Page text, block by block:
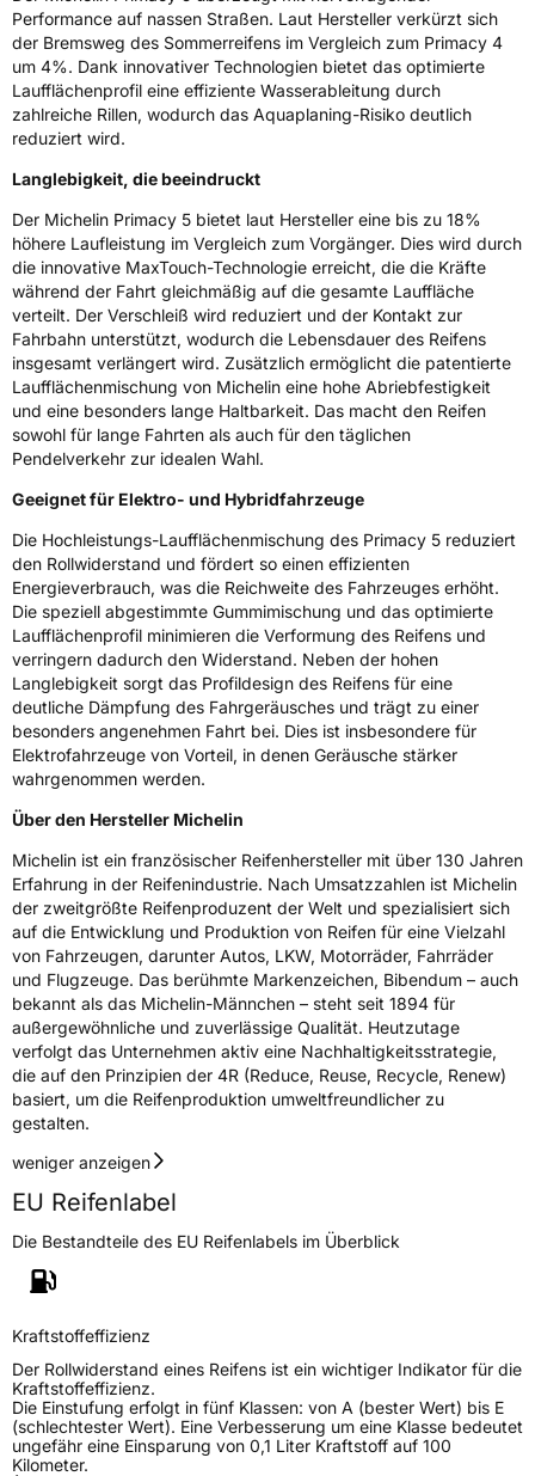
Performance auf nassen Straßen. Laut Hersteller verkürzt sich
der Bremsweg des Sommerreifens im Vergleich zum Primacy 4
um 4%. Dank innovativer Technologien bietet das optimierte
Laufflächenprofil eine effiziente Wasserableitung durch
zahlreiche Rillen, wodurch das Aquaplaning-Risiko deutlich
reduziert wird.
Langlebigkeit, die beeindruckt
Der Michelin Primacy 5 bietet laut Hersteller eine bis zu 18%
höhere Laufleistung im Vergleich zum Vorgänger. Dies wird durch
die innovative MaxTouch-Technologie erreicht, die die Kräfte
während der Fahrt gleichmäßig auf die gesamte Lauffläche
verteilt. Der Verschleiß wird reduziert und der Kontakt zur
Fahrbahn unterstützt, wodurch die Lebensdauer des Reifens
insgesamt verlängert wird. Zusätzlich ermöglicht die patentierte
Laufflächenmischung von Michelin eine hohe Abriebfestigkeit
und eine besonders lange Haltbarkeit. Das macht den Reifen
sowohl für lange Fahrten als auch für den täglichen
Pendelverkehr zur idealen Wahl.
Geeignet für Elektro- und Hybridfahrzeuge
Die Hochleistungs-Laufflächenmischung des Primacy 5 reduziert
den Rollwiderstand und fördert so einen effizienten
Energieverbrauch, was die Reichweite des Fahrzeuges erhöht.
Die speziell abgestimmte Gummimischung und das optimierte
Laufflächenprofil minimieren die Verformung des Reifens und
verringern dadurch den Widerstand. Neben der hohen
Langlebigkeit sorgt das Profildesign des Reifens für eine
deutliche Dämpfung des Fahrgeräusches und trägt zu einer
besonders angenehmen Fahrt bei. Dies ist insbesondere für
Elektrofahrzeuge von Vorteil, in denen Geräusche stärker
wahrgenommen werden.
Über den Hersteller Michelin
Michelin ist ein französischer Reifenhersteller mit über 130 Jahren
Erfahrung in der Reifenindustrie. Nach Umsatzzahlen ist Michelin
der zweitgrößte Reifenproduzent der Welt und spezialisiert sich
auf die Entwicklung und Produktion von Reifen für eine Vielzahl
von Fahrzeugen, darunter Autos, LKW, Motorräder, Fahrräder
und Flugzeuge. Das berühmte Markenzeichen, Bibendum – auch
bekannt als das Michelin-Männchen – steht seit 1894 für
außergewöhnliche und zuverlässige Qualität. Heutzutage
verfolgt das Unternehmen aktiv eine Nachhaltigkeitsstrategie,
die auf den Prinzipien der 4R (Reduce, Reuse, Recycle, Renew)
basiert, um die Reifenproduktion umweltfreundlicher zu
gestalten.
weniger anzeigen
EU Reifenlabel
Die Bestandteile des EU Reifenlabels im Überblick
Kraftstoffeffizienz
Der Rollwiderstand eines Reifens ist ein wichtiger Indikator für die
Kraftstoffeffizienz.
Die Einstufung erfolgt in fünf Klassen: von A (bester Wert) bis E
(schlechtester Wert). Eine Verbesserung um eine Klasse bedeutet
ungefähr eine Einsparung von 0,1 Liter Kraftstoff auf 100
Kilometer.